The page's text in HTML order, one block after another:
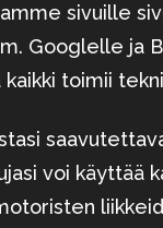
sivuille
Googlelle ja
toimii
voi käyttää